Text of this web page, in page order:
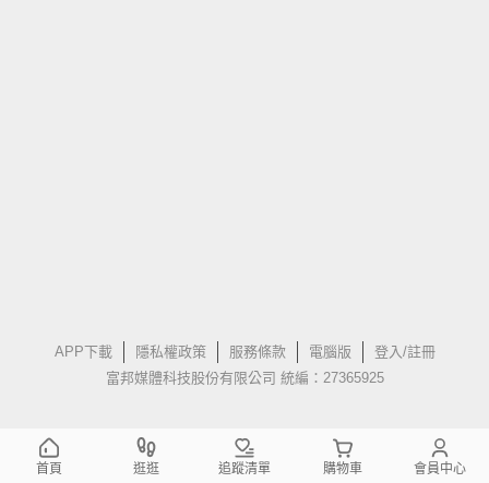
APP下載 隱私權政策 服務條款 電腦版
登入/註冊
富邦媒體科技股份有限公司 統編：27365925
首頁 逛逛 追蹤清單 購物車 會員中心